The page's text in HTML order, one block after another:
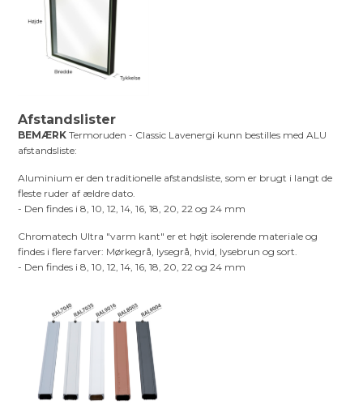
Afstandslister
BEMÆRKTermoruden - Classic Lavenergi kunn bestilles med ALU
afstandsliste:
Aluminium er den traditionelle afstandsliste, som er brugt i langt de
fleste ruder af ældre dato.
- Den findes i 8, 10, 12, 14, 16, 18, 20, 22 og 24 mm
Chromatech Ultra "varm kant" er et højt isolerende materiale og
findes i flere farver: Mørkegrå, lysegrå, hvid, lysebrun og sort.
- Den findes i 8, 10, 12, 14, 16, 18, 20, 22 og 24 mm